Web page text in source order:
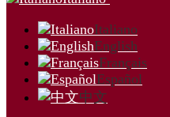
Italiano
English
Français
Español
中文